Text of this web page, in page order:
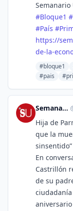
#Bloque1 #
#País #
https://
de-la-
#bloque1
#pais
Semanario Universidad
Hija de
que la
sinsentido”
En
Castrillón
de su